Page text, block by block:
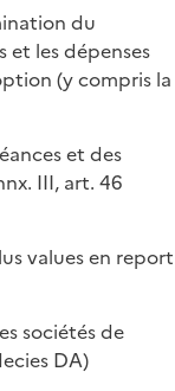
du
et les dépenses
(y compris la
et des
III, art. 46
values en report
sociétés de
DA)